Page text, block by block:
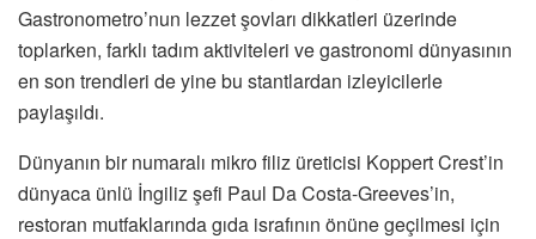
Gastronometro’nun lezzet şovları dikkatleri üzerinde
toplarken, farklı tadım aktiviteleri ve gastronomi dünyasının
en son trendleri de yine bu stantlardan izleyicilerle
paylaşıldı.
Dünyanın bir numaralı mikro filiz üreticisi Koppert Crest’in
dünyaca ünlü İngiliz şefi Paul Da Costa-Greeves’in,
restoran mutfaklarında gıda israfının önüne geçilmesi için